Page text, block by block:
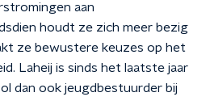
aan
houdt ze zich meer bezig
ze bewustere keuzes op het
Laheij is sinds het laatste jaar
dan ook jeugdbestuurder bij